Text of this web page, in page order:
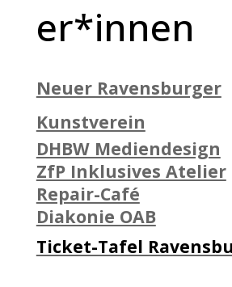
er*innen
Neuer Ravensburger
Kunstverein
DHBW Mediendesign
ZfP Inklusives Atelier
Repair-Café
Diakonie OAB
Ticket-Tafel